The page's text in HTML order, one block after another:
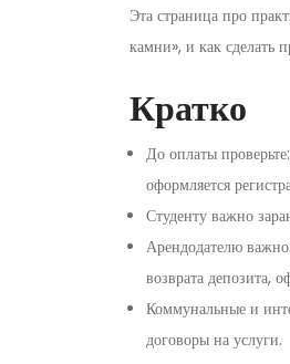
Эта страница про
камни», и как сделать
Кратко
До оплаты
оформляется
Студенту важно
Арендодателю
возврата депозита,
Коммунальные и
договоры на услуги.